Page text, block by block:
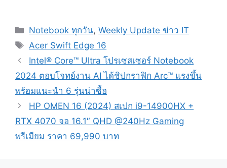
Categories
Notebook ทุกวัน,Weekly Update ข่าว IT
Tags
Acer Swift Edge 16
Post
navigation
Intel® Core™ Ultra โปรเซสเซอร์ Notebook
2024 ตอบโจทย์งาน AI ได้ชิปกราฟิก Arc™ แรงขึ้น
พร้อมแนะนำ 6 รุ่นน่าซื้อ
HP OMEN 16 (2024) สเปก i9-14900HX +
RTX 4070 จอ 16.1″ QHD @240Hz Gaming
พรีเมียม ราคา 69,990 บาท